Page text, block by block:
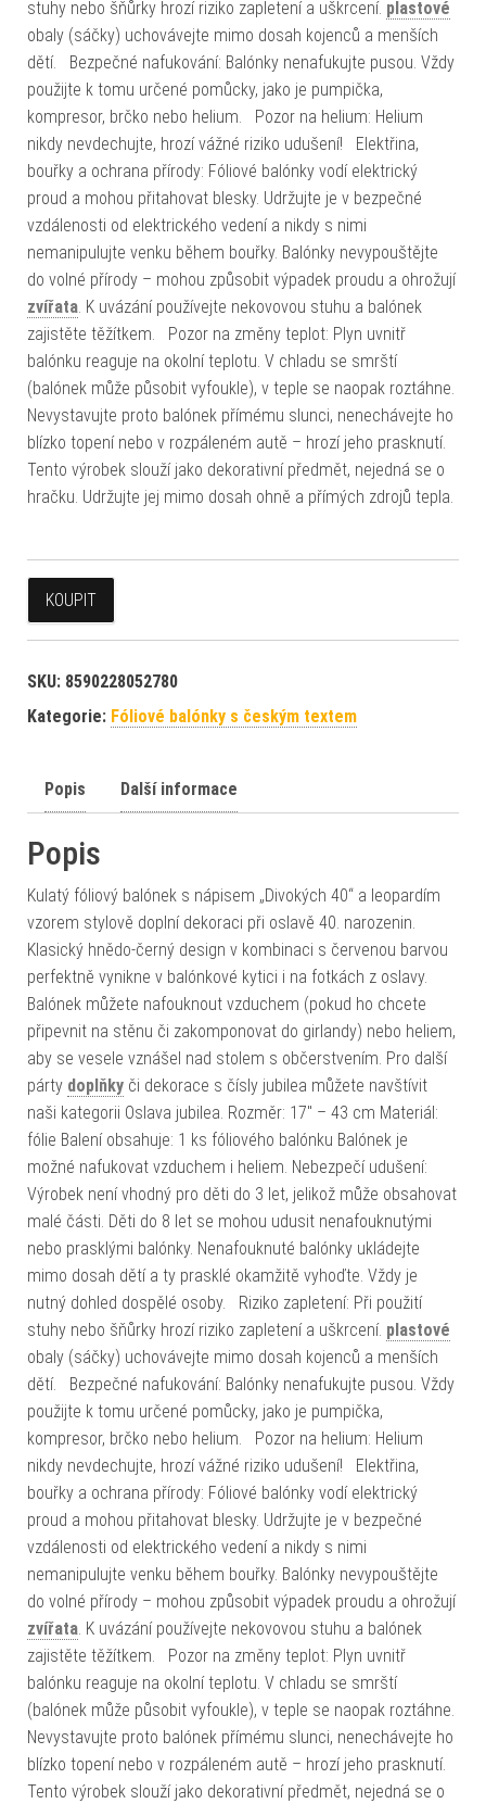
stuhy nebo šňůrky hrozí riziko zapletení a uškrcení. plastové
obaly (sáčky) uchovávejte mimo dosah kojenců a menších
dětí. Bezpečné nafukování: Balónky nenafukujte pusou. Vždy
použijte k tomu určené pomůcky, jako je pumpička,
kompresor, brčko nebo helium. Pozor na helium: Helium
nikdy nevdechujte, hrozí vážné riziko udušení! Elektřina,
bouřky a ochrana přírody: Fóliové balónky vodí elektrický
proud a mohou přitahovat blesky. Udržujte je v bezpečné
vzdálenosti od elektrického vedení a nikdy s nimi
nemanipulujte venku během bouřky. Balónky nevypouštějte
do volné přírody – mohou způsobit výpadek proudu a ohrožují
zvířata. K uvázání používejte nekovovou stuhu a balónek
zajistěte těžítkem. Pozor na změny teplot: Plyn uvnitř
balónku reaguje na okolní teplotu. V chladu se smrští
(balónek může působit vyfoukle), v teple se naopak roztáhne.
Nevystavujte proto balónek přímému slunci, nenechávejte ho
blízko topení nebo v rozpáleném autě – hrozí jeho prasknutí.
Tento výrobek slouží jako dekorativní předmět, nejedná se o
hračku. Udržujte jej mimo dosah ohně a přímých zdrojů tepla.
KOUPIT
SKU: 8590228052780
Kategorie: Fóliové balónky s českým textem
Popis Další informace
Popis
Kulatý fóliový balónek s nápisem „Divokých 40“ a leopardím
vzorem stylově doplní dekoraci při oslavě 40. narozenin.
Klasický hnědo-černý design v kombinaci s červenou barvou
perfektně vynikne v balónkové kytici i na fotkách z oslavy.
Balónek můžete nafouknout vzduchem (pokud ho chcete
připevnit na stěnu či zakomponovat do girlandy) nebo heliem,
aby se vesele vznášel nad stolem s občerstvením. Pro další
párty doplňky či dekorace s čísly jubilea můžete navštívit
naši kategorii Oslava jubilea. Rozměr: 17" – 43 cm Materiál:
fólie Balení obsahuje: 1 ks fóliového balónku Balónek je
možné nafukovat vzduchem i heliem. Nebezpečí udušení:
Výrobek není vhodný pro děti do 3 let, jelikož může obsahovat
malé části. Děti do 8 let se mohou udusit nenafouknutými
nebo prasklými balónky. Nenafouknuté balónky ukládejte
mimo dosah dětí a ty prasklé okamžitě vyhoďte. Vždy je
nutný dohled dospělé osoby. Riziko zapletení: Při použití
stuhy nebo šňůrky hrozí riziko zapletení a uškrcení. plastové
obaly (sáčky) uchovávejte mimo dosah kojenců a menších
dětí. Bezpečné nafukování: Balónky nenafukujte pusou. Vždy
použijte k tomu určené pomůcky, jako je pumpička,
kompresor, brčko nebo helium. Pozor na helium: Helium
nikdy nevdechujte, hrozí vážné riziko udušení! Elektřina,
bouřky a ochrana přírody: Fóliové balónky vodí elektrický
proud a mohou přitahovat blesky. Udržujte je v bezpečné
vzdálenosti od elektrického vedení a nikdy s nimi
nemanipulujte venku během bouřky. Balónky nevypouštějte
do volné přírody – mohou způsobit výpadek proudu a ohrožují
zvířata. K uvázání používejte nekovovou stuhu a balónek
zajistěte těžítkem. Pozor na změny teplot: Plyn uvnitř
balónku reaguje na okolní teplotu. V chladu se smrští
(balónek může působit vyfoukle), v teple se naopak roztáhne.
Nevystavujte proto balónek přímému slunci, nenechávejte ho
blízko topení nebo v rozpáleném autě – hrozí jeho prasknutí.
Tento výrobek slouží jako dekorativní předmět, nejedná se o